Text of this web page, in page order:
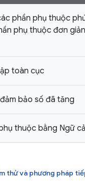
phần phụ thuộc
phụ thuộc đơn
toàn cục
bảo số đã tăng
thuộc bằng Ngữ
thử và phương pháp